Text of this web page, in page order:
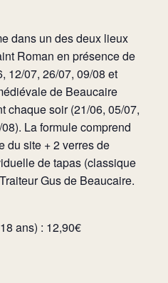
dans un des deux lieux
Roman en présence de
12/07, 26/07, 09/08 et
de Beaucaire
chaque soir (21/06, 05/07,
La formule comprend
du site + 2 verres de
de tapas (classique
Gus de Beaucaire.
ans) : 12,90€